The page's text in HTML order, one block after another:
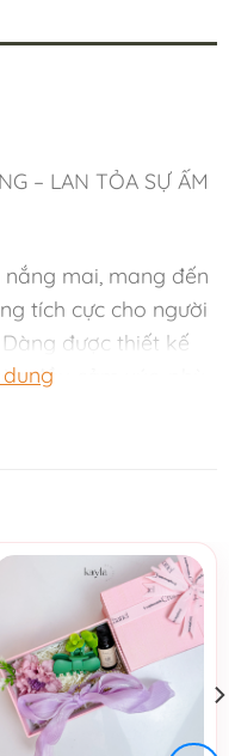
– LAN TỎA SỰ ẤM
mai, mang đến
tích cực cho người
được thiết kế
đầy cảm xúc, phù
và tạo bầu không
tô sự tươi mới, lưu
cho lời chúc tốt